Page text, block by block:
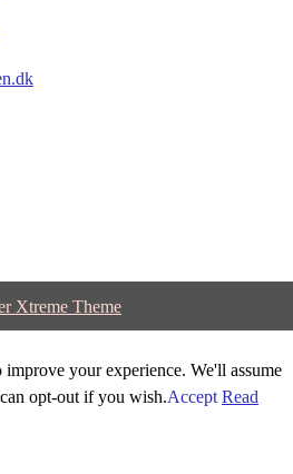
Xtreme Theme
your experience. We'll assume
opt-out if you wish.Accept Read